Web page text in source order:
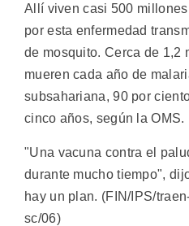
Allí viven casi 500
por esta enfermedad
de mosquito. Cerca de 1,2
mueren cada año de
subsahariana, 90 por
cinco años, según la OMS.
"Una vacuna contra el
durante mucho tiempo",
hay un plan. (FIN/IPS/
sc/06)